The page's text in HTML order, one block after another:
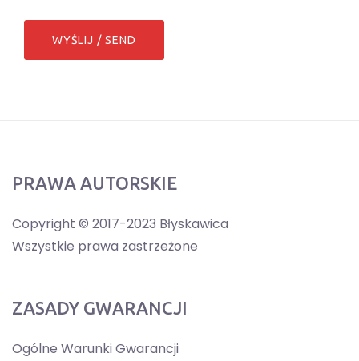
PRAWA AUTORSKIE
Copyright © 2017-2023 Błyskawica
Wszystkie prawa zastrzeżone
ZASADY GWARANCJI
Ogólne Warunki Gwarancji